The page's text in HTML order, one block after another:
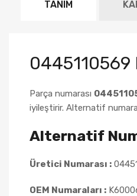
TANIM
Parça numarası
iyileştirir. Alternatif
Alternatif
Üretici Numarası :
OEM Numaraları :